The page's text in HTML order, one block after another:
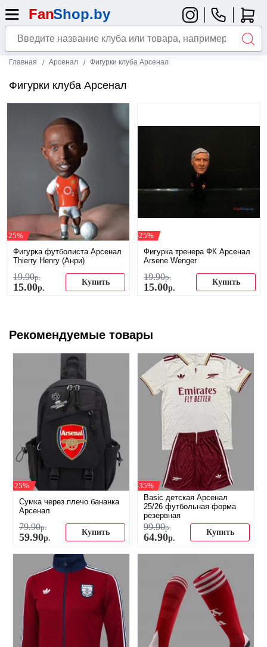
Главная Арсенал Фигурки клуба Арсенал
Фигурки клуба Арсенал
-25%
Фигурка футболиста Арсенал
Thierry Henry (Анри)
19.90р.
15.00р.
Купить
-25%
Фигурка тренера ФК Арсенал
Arsene Wenger
19.90р.
15.00р.
Купить
Рекомендуемые товары
-25%
Сумка через плечо бананка
Арсенал
79.90р.
59.90р.
Купить
-35%
Basic детская Арсенал
25/26 футбольная форма
резервная
99.90р.
64.90р.
Купить